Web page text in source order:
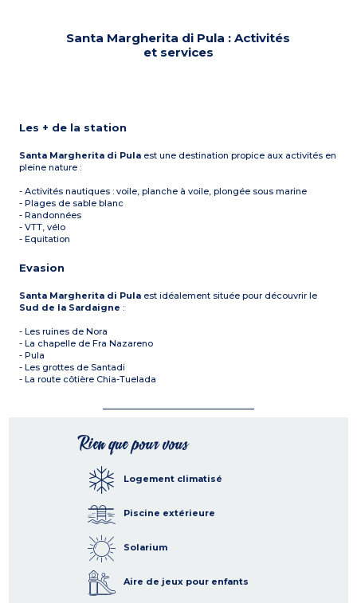
Santa Margherita di Pula : Activités
et services
Les + de la station
Santa Margherita di Pula est une destination propice aux activités en
pleine nature :
- Activités nautiques : voile, planche à voile, plongée sous marine
- Plages de sable blanc
- Randonnées
- VTT, vélo
- Equitation
Evasion
Santa Margherita di Pula est idéalement située pour découvrir le
Sud de la Sardaigne :
- Les ruines de Nora
- La chapelle de Fra Nazareno
- Pula
- Les grottes de Santadi
- La route côtière Chia-Tuelada
Rien que pour vous
Logement climatisé
Piscine extérieure
Solarium
Aire de jeux pour enfants